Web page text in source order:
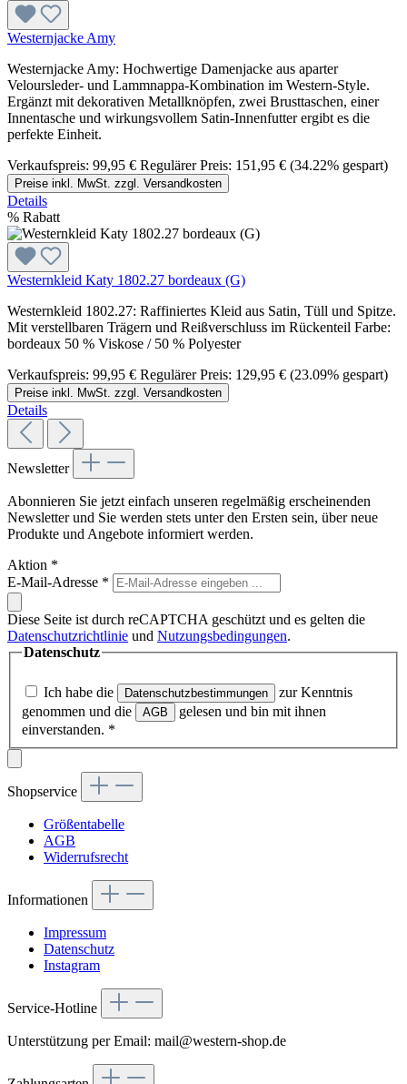
Westernjacke Amy
Westernjacke Amy: Hochwertige Damenjacke aus aparter
Veloursleder- und Lammnappa-Kombination im Western-Style.
Ergänzt mit dekorativen Metallknöpfen, zwei Brusttaschen, einer
Innentasche und wirkungsvollem Satin-Innenfutter ergibt es die
perfekte Einheit.
Verkaufspreis: 99,95 € Regulärer Preis: 151,95 € (34.22% gespart)
Preise inkl. MwSt. zzgl. Versandkosten
Details
% Rabatt
Westernkleid Katy 1802.27 bordeaux (G)
Westernkleid 1802.27: Raffiniertes Kleid aus Satin, Tüll und Spitze.
Mit verstellbaren Trägern und Reißverschluss im Rückenteil Farbe:
bordeaux 50 % Viskose / 50 % Polyester
Verkaufspreis: 99,95 € Regulärer Preis: 129,95 € (23.09% gespart)
Preise inkl. MwSt. zzgl. Versandkosten
Details
Newsletter
Abonnieren Sie jetzt einfach unseren regelmäßig erscheinenden
Newsletter und Sie werden stets unter den Ersten sein, über neue
Produkte und Angebote informiert werden.
Aktion *
E-Mail-Adresse *
Diese Seite ist durch reCAPTCHA geschützt und es gelten die
Datenschutzrichtlinie und Nutzungsbedingungen.
Datenschutz
Ich habe die Datenschutzbestimmungen
zur Kenntnis
genommen und die
AGB
gelesen und bin mit ihnen
einverstanden. *
Shopservice
Größentabelle
AGB
Widerrufsrecht
Informationen
Impressum
Datenschutz
Instagram
Service-Hotline
Unterstützung per Email: mail@western-shop.de